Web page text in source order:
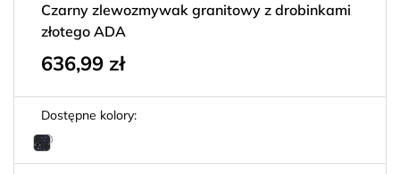
Czarny zlewozmywak granitowy z drobinkami
złotego ADA
636,99 zł
Dostępne kolory: